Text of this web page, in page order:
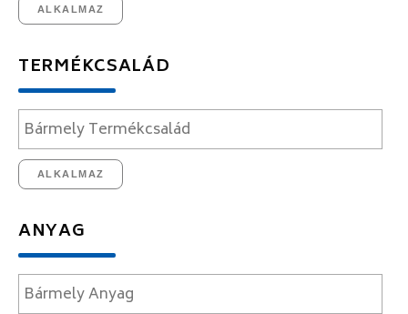
ALKALMAZ
TERMÉKCSALÁD
ALKALMAZ
ANYAG